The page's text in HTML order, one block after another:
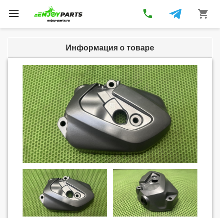
Toggle
navigation
phone shopping_cart
Информация о товаре